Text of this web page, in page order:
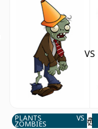
PLANTS VS
ZOMBIES
VS
ຫຼື